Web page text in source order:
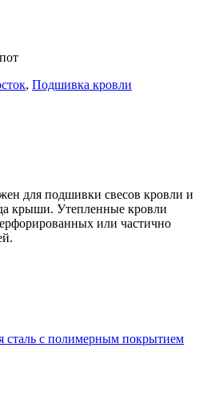
, Подшивка кровли
для подшивки свесов кровли и
крыши. Утепленные кровли
или частично
сталь с полимерным покрытием